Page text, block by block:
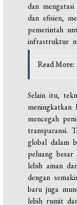
dan
dan efisien,
pemerintah
infrastruktur
Read More:
Selain itu,
meningkatkan
mencegah
transparansi.
global dalam
peluang
lebih aman
dengan
baru juga
lebih rumit